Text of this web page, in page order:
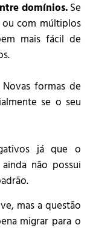
domínios.Se
com múltiplos
mais fácil de
formas de
se o seu
já que o
não possui
mas a questão
migrar para o